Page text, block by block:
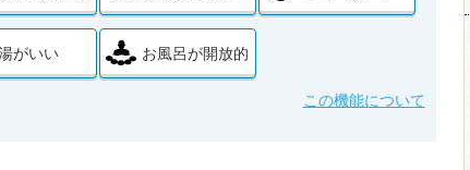
がいい お風呂が開放的
この機能について